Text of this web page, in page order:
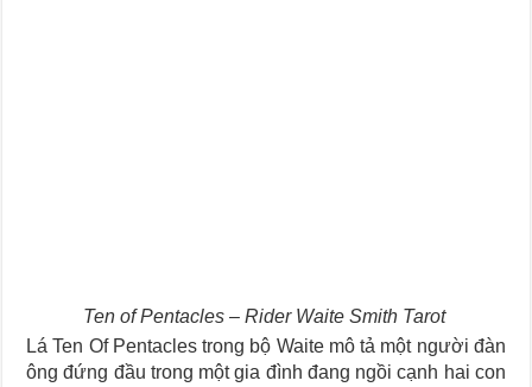
Ten of Pentacles – Rider Waite Smith Tarot
Lá Ten Of Pentacles trong bộ Waite mô tả một người đàn
ông đứng đầu trong một gia đình đang ngồi cạnh hai con